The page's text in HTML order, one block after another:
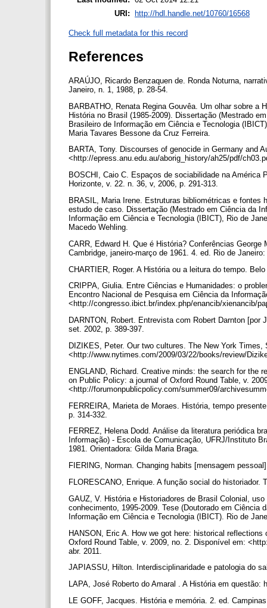
URI:
http://hdl.handle.net/10760/16568
Check full metadata for this record
References
ARAÚJO, Ricardo Benzaquen de. Ronda Noturna,
Janeiro, n. 1, 1988, p. 28-54.
BARBATHO, Renata Regina Gouvêa. Um olhar sobre
História no Brasil (1985-2009). Dissertação (Mestrado
Brasileiro de Informação em Ciência e Tecnologia
Maria Tavares Bessone da Cruz Ferreira.
BARTA, Tony. Discourses of genocide in Germany and
<http://epress.anu.edu.au/aborig_history/ah25/pdf/
BOSCHI, Caio C. Espaços de sociabilidade na América
Horizonte, v. 22. n. 36, v, 2006, p. 291-313.
BRASIL, Maria Irene. Estruturas bibliométricas e fontes
estudo de caso. Dissertação (Mestrado em Ciência da
Informação em Ciência e Tecnologia (IBICT), Rio de
Macedo Wehling.
CARR, Edward H. Que é História? Conferências
Cambridge, janeiro-março de 1961. 4. ed. Rio de
CHARTIER, Roger. A História ou a leitura do tempo.
CRIPPA, Giulia. Entre Ciências e Humanidades: o
Encontro Nacional de Pesquisa em Ciência da
<http://congresso.ibict.br/index.php/enancib/xienancib/
DARNTON, Robert. Entrevista com Robert Darnton
set. 2002, p. 389-397.
DIZIKES, Peter. Our two cultures. The New York
<http://www.nytimes.com/2009/03/22/books/review/
ENGLAND, Richard. Creative minds: the search for the
on Public Policy: a journal of Oxford Round Table, v.
<http://forumonpublicpolicy.com/summer09/
FERREIRA, Marieta de Moraes. História, tempo
p. 314-332.
FERREZ, Helena Dodd. Análise da literatura periódica
Informação) - Escola de Comunicação, UFRJ/Instituto
1981. Orientadora: Gilda Maria Braga.
FIERING, Norman. Changing habits [mensagem
FLORESCANO, Enrique. A função social do
GAUZ, V. História e Historiadores de Brasil Colonial,
conhecimento, 1995-2009. Tese (Doutorado em Ciência
Informação em Ciência e Tecnologia (IBICT). Rio de
HANSON, Eric A. How we got here: historical
Oxford Round Table, v. 2009, no. 2. Disponível em:
abr. 2011.
JAPIASSU, Hilton. Interdisciplinaridade e patologia do
LAPA, José Roberto do Amaral . A História em
LE GOFF, Jacques. História e memória. 2. ed.